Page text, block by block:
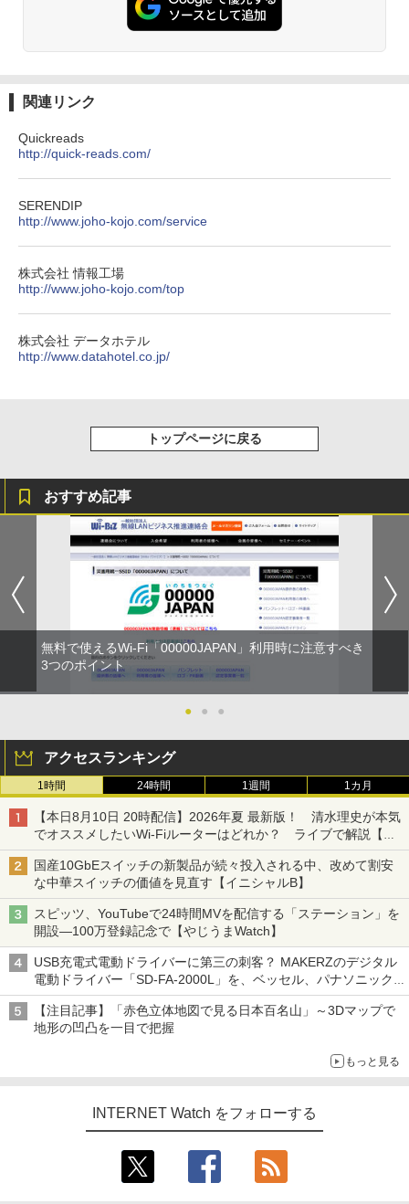
関連リンク
Quickreads
http://quick-reads.com/
SERENDIP
http://www.joho-kojo.com/service
株式会社 情報工場
http://www.joho-kojo.com/top
株式会社 データホテル
http://www.datahotel.co.jp/
トップページに戻る
おすすめ記事
無料で使えるWi-Fi「00000JAPAN」利用時に注意すべき
3つのポイント
● ● ●
アクセスランキング
1時間 24時間 1週間 1カ月
【本日8月10日 20時配信】2026年夏 最新版！ 清水理史が本気
でオススメしたいWi-Fiルーターはどれか？ ライブで解説【清
水理史の「イニシャルB」チャンネル】
国産10GbEスイッチの新製品が続々投入される中、改めて割安
な中華スイッチの価値を見直す【イニシャルB】
スピッツ、YouTubeで24時間MVを配信する「ステーション」を
開設―100万登録記念で【やじうまWatch】
USB充電式電動ドライバーに第三の刺客？ MAKERZのデジタル
電動ドライバー「SD-FA-2000L」を、ベッセル、パナソニック
と比較してみた記事に注目が集まる【アクセスランキング】
【注目記事】「赤色立体地図で見る日本百名山」～3Dマップで
地形の凹凸を一目で把握
もっと見る
INTERNET Watch をフォローする